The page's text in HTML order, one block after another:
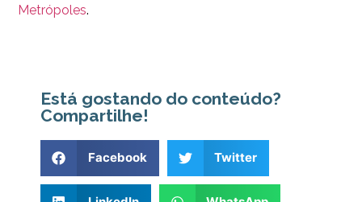
Metrópoles.
Está gostando do conteúdo?
Compartilhe!
Facebook Twitter